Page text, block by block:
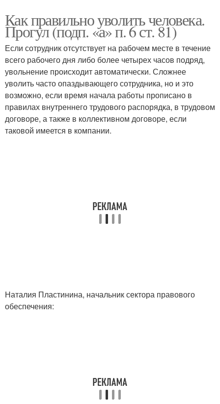
Как правильно уволить человека.
Прогул (подп. «а» п. 6 ст. 81)
Если сотрудник отсутствует на рабочем месте в течение
всего рабочего дня либо более четырех часов подряд,
увольнение происходит автоматически. Сложнее
уволить часто опаздывающего сотрудника, но и это
возможно, если время начала работы прописано в
правилах внутреннего трудового распорядка, в трудовом
договоре, а также в коллективном договоре, если
таковой имеется в компании.
Наталия Пластинина, начальник сектора правового
обеспечения: